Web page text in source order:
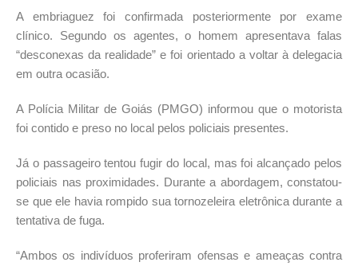
A embriaguez foi confirmada posteriormente por exame
clínico. Segundo os agentes, o homem apresentava falas
“desconexas da realidade” e foi orientado a voltar à delegacia
em outra ocasião.
A Polícia Militar de Goiás (PMGO) informou que o motorista
foi contido e preso no local pelos policiais presentes.
Já o passageiro tentou fugir do local, mas foi alcançado pelos
policiais nas proximidades. Durante a abordagem, constatou-
se que ele havia rompido sua tornozeleira eletrônica durante a
tentativa de fuga.
“Ambos os indivíduos proferiram ofensas e ameaças contra